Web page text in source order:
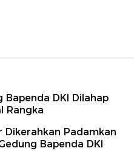
Bapenda DKI Dilahap
Rangka
Dikerahkan Padamkan
Bapenda DKI